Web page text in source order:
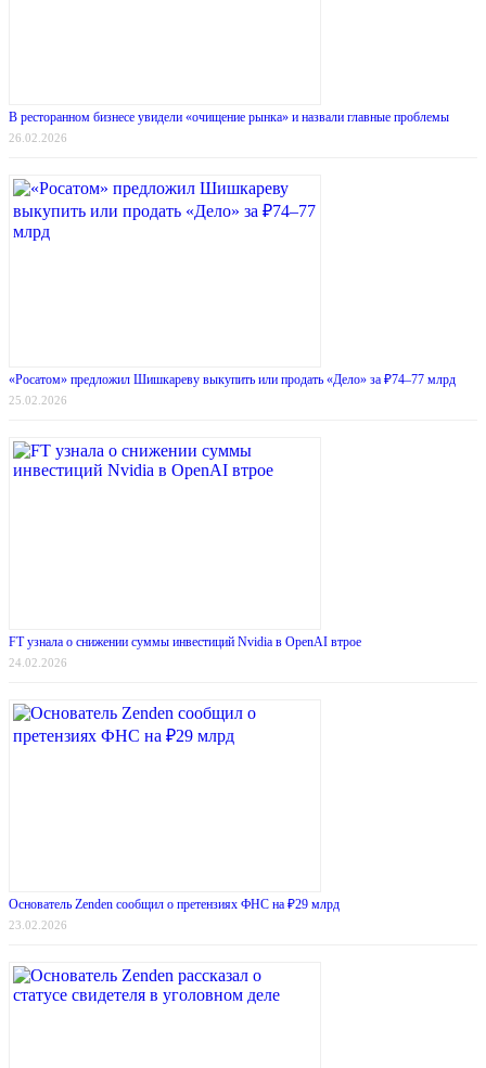
В ресторанном бизнесе увидели «очищение рынка» и назвали главные проблемы
26.02.2026
«Росатом» предложил Шишкареву выкупить или продать «Дело» за ₽74–77 млрд
25.02.2026
FT узнала о снижении суммы инвестиций Nvidia в OpenAI втрое
24.02.2026
Основатель Zenden сообщил о претензиях ФНС на ₽29 млрд
23.02.2026